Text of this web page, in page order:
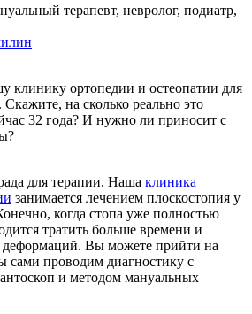
терапевт, невролог, подиатр,
клинику ортопедии и остеопатии для
на сколько реально это
32 года? И нужно ли приносит с
для терапии. Наша клиника
занимается лечением плоскостопия у
когда стопа уже полностью
тратить больше времени и
деформаций. Вы можете прийти на
сами проводим диагностику с
и методом мануальных